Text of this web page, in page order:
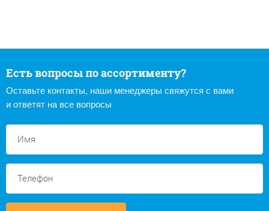
Есть вопросы по ассортименту?
Оставьте контакты, наши менеджеры свяжутся с вами
и ответят на все вопросы